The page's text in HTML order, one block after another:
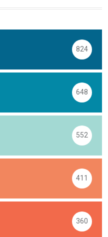
824
648
552
411
360